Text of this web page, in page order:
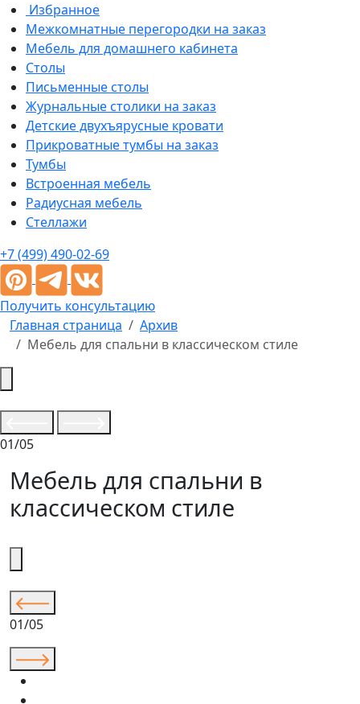
Избранное
Межкомнатные перегородки на заказ
Мебель для домашнего кабинета
Столы
Письменные столы
Журнальные столики на заказ
Детские двухъярусные кровати
Прикроватные тумбы на заказ
Тумбы
Встроенная мебель
Радиусная мебель
Стеллажи
+7 (499) 490-02-69
Получить консультацию
Главная страница
Архив
Мебель для спальни в классическом стиле
01/05
Мебель для спальни в
классическом стиле
01/05